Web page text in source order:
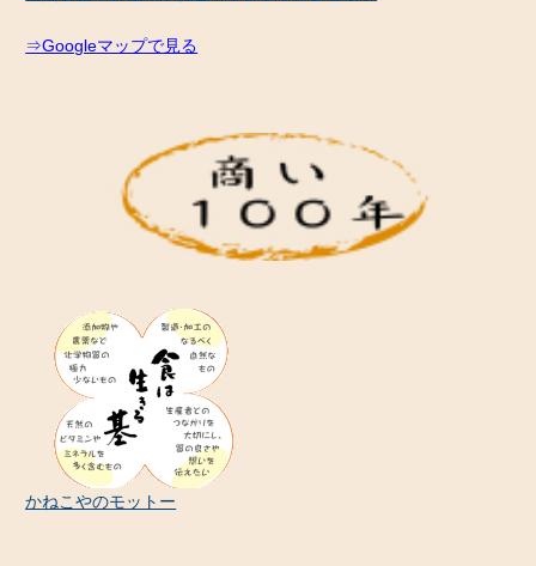
⇒Googleマップで見る
かねこやのモットー